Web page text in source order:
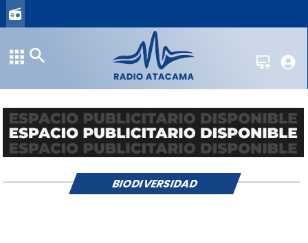
BIODIVERSIDAD